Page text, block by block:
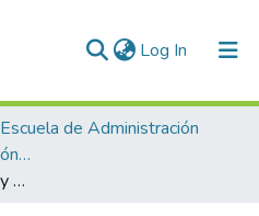
Log In (current)
Escuela de Administración
Maestría en Administración - MBA (tesis)
Relación entre liderazgo y desempeño de directivos y docentes desde su percepción en la facultad de ciencias e ingeniería (FCIN) de una institución de educación superior privada